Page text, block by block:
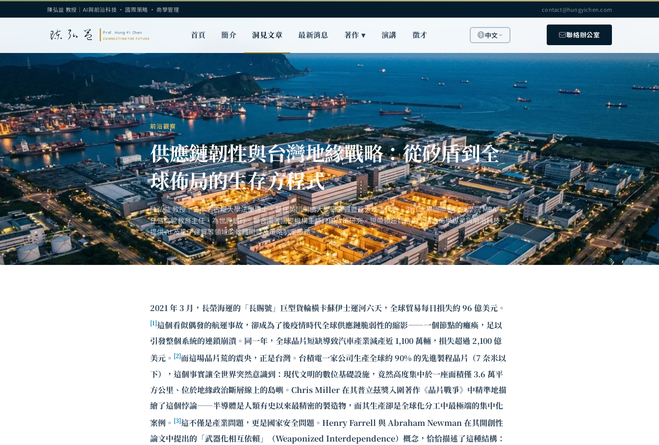
陳弘益 教授｜AI與前沿科技 · 國際策略 · 商學管理 contact@hungyichen.com
首頁 簡介 洞見文章 最新消息 著作 ▾ 演講 徵才 中文 聯絡辦公室
前沿觀察
供應鏈韌性與台灣地緣戰略：從矽盾到全
球佈局的生存方程式
陳弘益 教授｜日本名古屋大學法學博士。歷任英國劍橋大學研究員暨亞太地區代表、浙江大學國際聯合商學院 MBA 主
任暨高管教育主任，為世界銀行、聯合國等國際機構主持跨國政策研究。現帶領超智諮詢，結合商學專業與前沿科技，
提供 AI 及量子運算等領域的軟體開發及策略制定服務。
2021 年 3 月，長榮海運的「長賜號」巨型貨輪橫卡蘇伊士運河六天，全球貿易每日損失約 96 億美元。
[1]這個看似偶發的航運事故，卻成為了後疫情時代全球供應鏈脆弱性的縮影——一個節點的癱瘓，足以
引發整個系統的連鎖崩潰。同一年，全球晶片短缺導致汽車產業減產近 1,100 萬輛，損失超過 2,100 億
美元。 [2]而這場晶片荒的震央，正是台灣。台積電一家公司生產全球約 90% 的先進製程晶片（7 奈米以
下），這個事實讓全世界突然意識到：現代文明的數位基礎設施，竟然高度集中於一座面積僅 3.6 萬平
方公里、位於地緣政治斷層線上的島嶼。Chris Miller 在其普立茲獎入圍著作《晶片戰爭》中精準地描
繪了這個悖論——半導體是人類有史以來最精密的製造物，而其生產卻是全球化分工中最極端的集中化
案例。 [3]這不僅是產業問題，更是國家安全問題。Henry Farrell 與 Abraham Newman 在其開創性
論文中提出的「武器化相互依賴」（Weaponized Interdependence）概念，恰恰描述了這種結構：